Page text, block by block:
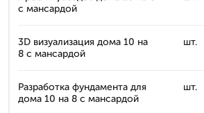
с мансардой
3D визуализация дома 10 на
8 с мансардой
шт.
Разработка фундамента для
дома 10 на 8 с мансардой
шт.